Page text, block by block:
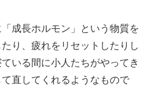
成長ホルモン」という物質を
り、疲れをリセットしたりし
いる間に小人たちがやってき
直してくれるようなもので